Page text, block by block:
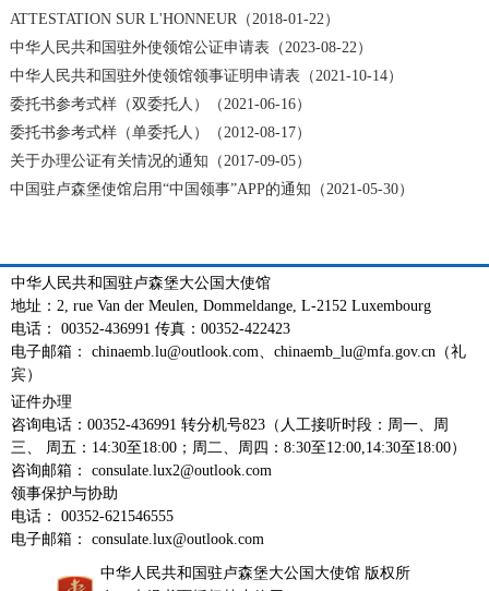
ATTESTATION SUR L'HONNEUR（2018-01-22）
中华人民共和国驻外使领馆公证申请表（2023-08-22）
中华人民共和国驻外使领馆领事证明申请表（2021-10-14）
委托书参考式样（双委托人）（2021-06-16）
委托书参考式样（单委托人）（2012-08-17）
关于办理公证有关情况的通知（2017-09-05）
中国驻卢森堡使馆启用“中国领事”APP的通知（2021-05-30）
中华人民共和国驻卢森堡大公国大使馆
地址：2, rue Van der Meulen, Dommeldange, L-2152 Luxembourg
电话： 00352-436991 传真：00352-422423
电子邮箱： chinaemb.lu@outlook.com、chinaemb_lu@mfa.gov.cn（礼
宾）
证件办理
咨询电话：00352-436991 转分机号823（人工接听时段：周一、周
三、 周五：14:30至18:00；周二、周四：8:30至12:00,14:30至18:00）
咨询邮箱： consulate.lux2@outlook.com
领事保护与协助
电话： 00352-621546555
电子邮箱： consulate.lux@outlook.com
中华人民共和国驻卢森堡大公国大使馆 版权所